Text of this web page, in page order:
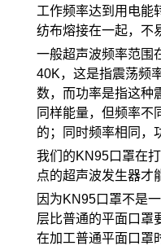
工作频率达到用电能
纺布熔接在一起，不
一般超声波频率范围
40K，这是指震荡频
数，而功率是指这种
同样能量，但频率不
的；同时频率相同，
我们的KN95口罩在
点的超声波发生器才
因为KN95口罩不是
层比普通的平面口罩
在加工普通平面口罩